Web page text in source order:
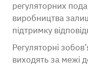
регуляторних
виробництва
підтримку
Регуляторні
виходять за межі